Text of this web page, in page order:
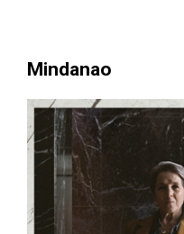
Mindanao